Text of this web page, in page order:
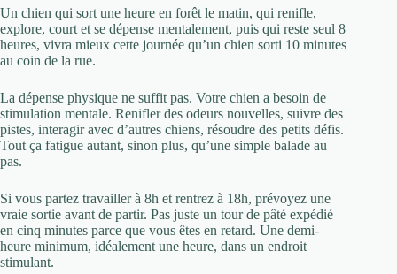
Un chien qui sort une heure en forêt le matin, qui renifle,
explore, court et se dépense mentalement, puis qui reste seul 8
heures, vivra mieux cette journée qu’un chien sorti 10 minutes
au coin de la rue.
La dépense physique ne suffit pas. Votre chien a besoin de
stimulation mentale. Renifler des odeurs nouvelles, suivre des
pistes, interagir avec d’autres chiens, résoudre des petits défis.
Tout ça fatigue autant, sinon plus, qu’une simple balade au
pas.
Si vous partez travailler à 8h et rentrez à 18h, prévoyez une
vraie sortie avant de partir. Pas juste un tour de pâté expédié
en cinq minutes parce que vous êtes en retard. Une demi-
heure minimum, idéalement une heure, dans un endroit
stimulant.